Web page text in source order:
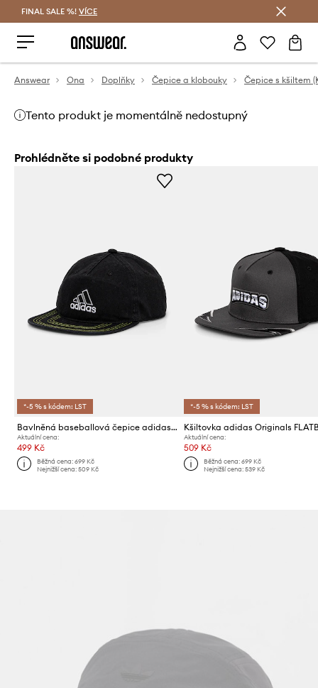
FINAL SALE %! VÍCE
Answear Ona Doplňky Čepice a klobouky Čepice s kšiltem
Tento produkt je momentálně nedostupný
Prohlédněte si podobné produkty
*-5 % s kódem: LST
Bavlněná baseballová čepice adidas Originals
Aktuální cena:
499 Kč
Běžná cena:699 Kč
Nejnižší cena:509 Kč
*-5 % s kódem: LST
Aktuální cena:
509 Kč
Běžná cena: 699 Kč
Nejnižší cena: 539 Kč